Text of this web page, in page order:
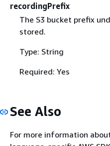
recordingPrefix
The S3 bucket prefix
stored.
Type: String
Required: Yes
See Also
For more information